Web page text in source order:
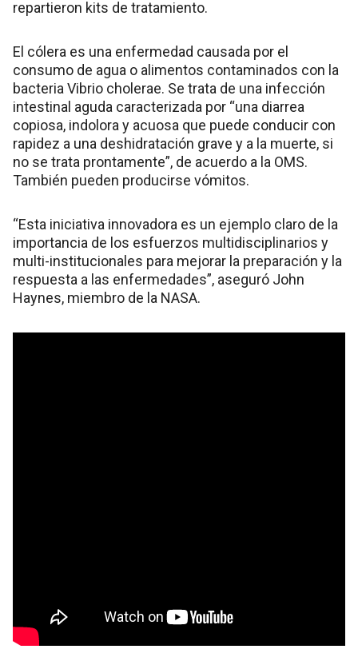
repartieron kits de tratamiento.
El cólera es una enfermedad causada por el
consumo de agua o alimentos contaminados con la
bacteria Vibrio cholerae. Se trata de una infección
intestinal aguda caracterizada por “una diarrea
copiosa, indolora y acuosa que puede conducir con
rapidez a una deshidratación grave y a la muerte, si
no se trata prontamente”, de acuerdo a la OMS.
También pueden producirse vómitos.
“Esta iniciativa innovadora es un ejemplo claro de la
importancia de los esfuerzos multidisciplinarios y
multi-institucionales para mejorar la preparación y la
respuesta a las enfermedades”, aseguró John
Haynes, miembro de la NASA.